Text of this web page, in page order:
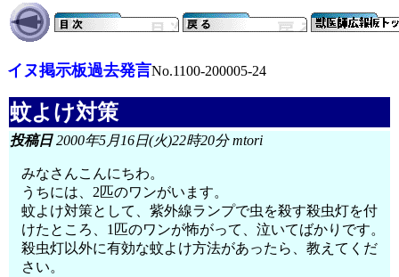
イヌ掲示板過去発言No.1100-200005-24
蚊よけ対策
投稿日2000年5月16日(火)22時20分 mtori
みなさんこんにちわ。
うちには、2匹のワンがいます。
蚊よけ対策として、紫外線ランプで虫を殺す殺虫灯を付
けたところ、1匹のワンが怖がって、泣いてばかりです。
殺虫灯以外に有効な蚊よけ方法があったら、教えてくだ
さい。